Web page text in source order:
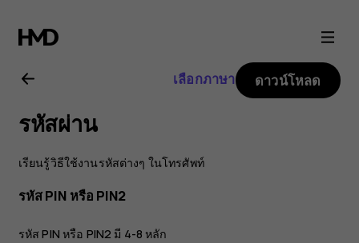
คู่มือ
ผู้
ใช้
Nokia
8.1
เลือกภาษา ดาวน์โหลด
รหัสผ่าน
เรียนรู้วิธีใช้งานรหัสต่างๆ ในโทรศัพท์
รหัส PIN หรือ PIN2
รหัส PIN หรือ PIN2 มี 4-8 หลัก